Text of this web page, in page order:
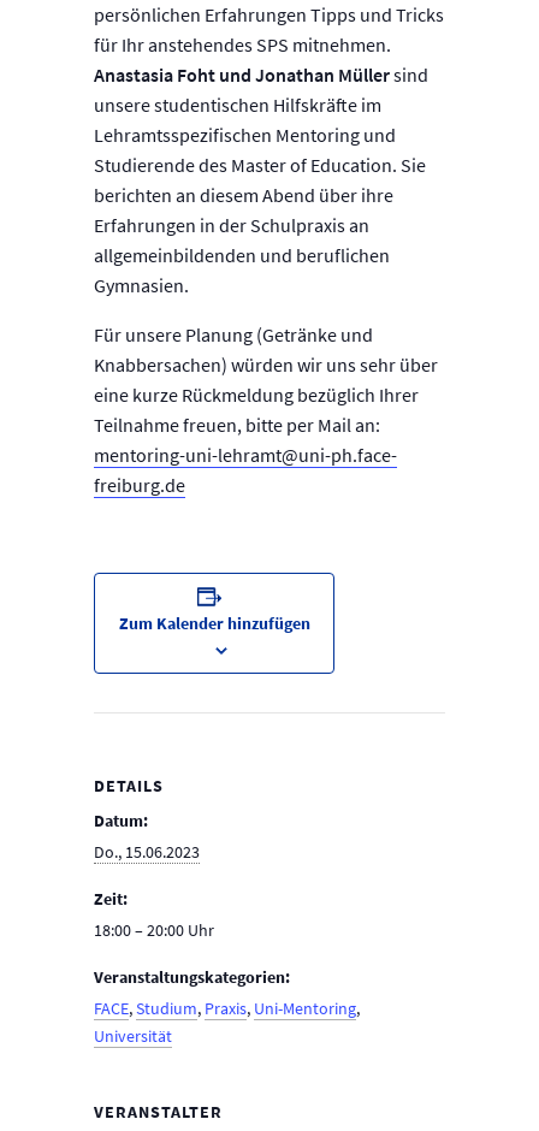
persönlichen Erfahrungen Tipps und Tricks
für Ihr anstehendes SPS mitnehmen.
Anastasia Foht und Jonathan Müllersind
unsere studentischen Hilfskräfte im
Lehramtsspezifischen Mentoring und
Studierende des Master of Education. Sie
berichten an diesem Abend über ihre
Erfahrungen in der Schulpraxis an
allgemeinbildenden und beruflichen
Gymnasien.
Für unsere Planung (Getränke und
Knabbersachen) würden wir uns sehr über
eine kurze Rückmeldung bezüglich Ihrer
Teilnahme freuen, bitte per Mail an:
mentoring-uni-lehramt@uni-ph.face-
freiburg.de
Zum Kalender hinzufügen
DETAILS
Datum:
Do., 15.06.2023
Zeit:
18:00 – 20:00
Veranstaltungskategorien:
FACE,Studium, Praxis, Uni-Mentoring,
Universität
VERANSTALTER